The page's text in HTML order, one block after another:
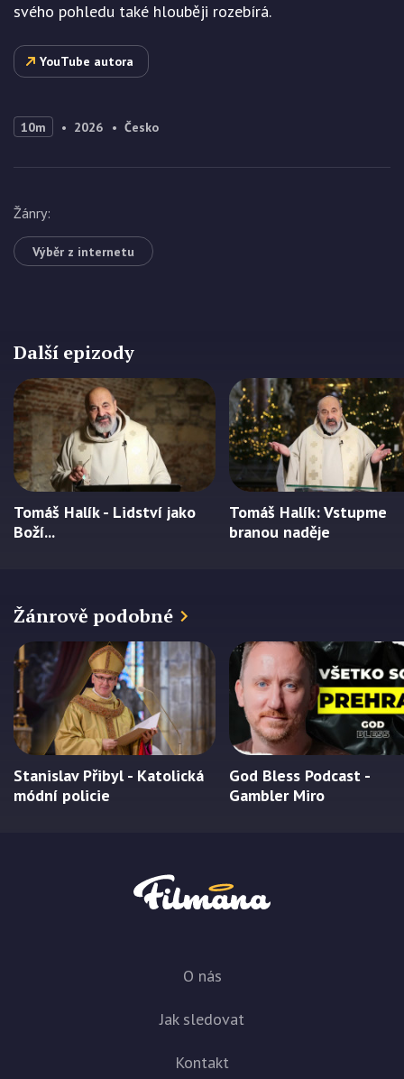
svého pohledu také hlouběji rozebírá.
YouTube autora
10m 2026 Česko
Žánry:
Výběr z internetu
Další epizody
Tomáš Halík - Lidství jako
Boží...
Tomáš Halík: Vstupme
branou naděje
Žánrově podobné
Stanislav Přibyl - Katolická
módní policie
God Bless Podcast -
Gambler Miro
O nás
Jak sledovat
Kontakt